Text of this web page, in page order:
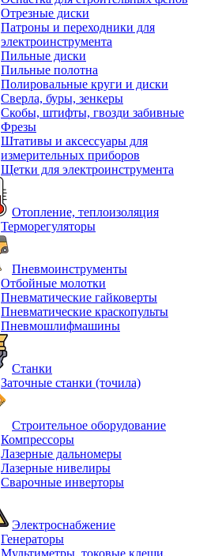
Отрезные диски
Патроны и переходники для
электроинструмента
Пильные диски
Пильные полотна
Полировальные круги и диски
Сверла, буры, зенкеры
Скобы, штифты, гвозди забивные
Фрезы
Штативы и аксессуары для
измерительных приборов
Щетки для электроинструмента
Отопление, теплоизоляция
Терморегуляторы
Пневмоинструменты
Отбойные молотки
Пневматические гайковерты
Пневматические краскопульты
Пневмошлифмашины
Станки
Заточные станки (точила)
Строительное оборудование
Компрессоры
Лазерные дальномеры
Лазерные нивелиры
Сварочные инверторы
Электроснабжение
Генераторы
Мультиметры, токовые клещи,